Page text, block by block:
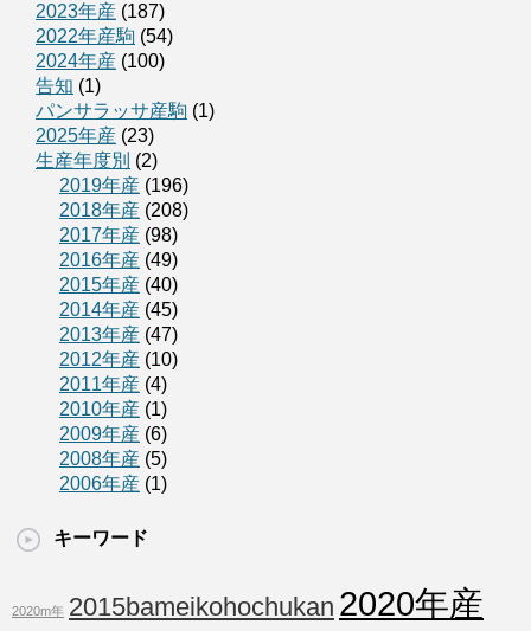
2023年産 (187)
2022年産駒 (54)
2024年産 (100)
告知 (1)
パンサラッサ産駒 (1)
2025年産 (23)
生産年度別 (2)
2019年産 (196)
2018年産 (208)
2017年産 (98)
2016年産 (49)
2015年産 (40)
2014年産 (45)
2013年産 (47)
2012年産 (10)
2011年産 (4)
2010年産 (1)
2009年産 (6)
2008年産 (5)
2006年産 (1)
キーワード
2020m年 2015bameikohochukan 2020年産